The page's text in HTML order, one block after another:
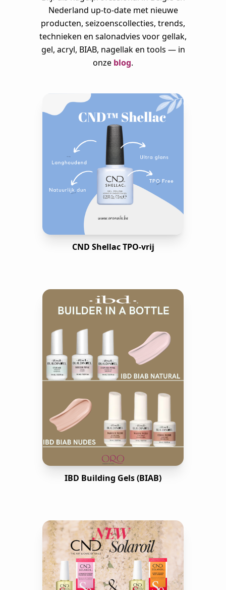
Nederland up-to-date met nieuwe
producten, seizoenscollecties, trends,
technieken en salonadvies voor gellak,
gel, acryl, BIAB, nagellak en tools — in
onze blog.
CND Shellac TPO-vrij
IBD Building Gels (BIAB)